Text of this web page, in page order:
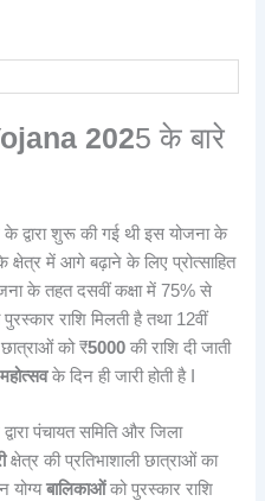
2025 के बारे
के द्वारा शुरू की गई थी इस योजना के
क्षेत्र में आगे बढ़ाने के लिए प्रोत्साहित
के तहत दसवीं कक्षा में 75% से
पुरस्कार राशि मिलती है तथा 12वीं
को ₹5000की राशि दी जाती
के दिन ही जारी होती है I
पंचायत समिति और जिला
क्षेत्र की प्रतिभाशाली छात्राओं का
योग्यबालिकाओंको पुरस्कार राशि